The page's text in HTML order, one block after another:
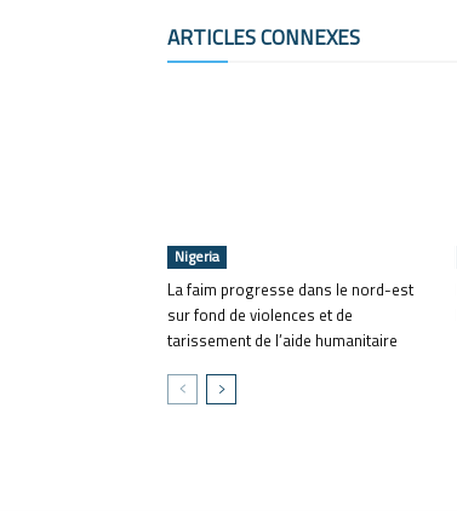
ARTICLES CONNEXES
Nigeria
La faim progresse dans le nord-est
sur fond de violences et de
tarissement de l’aide humanitaire